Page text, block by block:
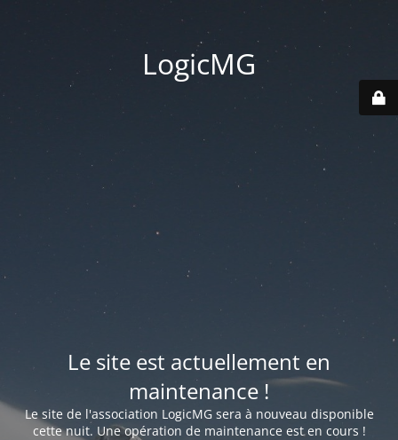
LogicMG
Le site est actuellement en
maintenance !
Le site de l'association LogicMG sera à nouveau disponible
cette nuit. Une opération de maintenance est en cours !